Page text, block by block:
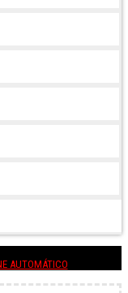
AUTOMÁTICO